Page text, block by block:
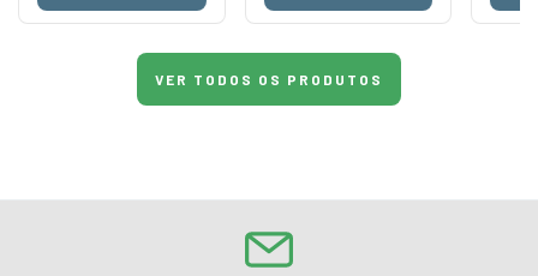
VER TODOS OS PRODUTOS